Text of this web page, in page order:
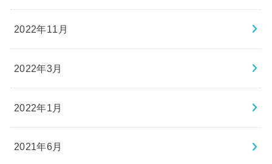
2022年11月
2022年3月
2022年1月
2021年6月